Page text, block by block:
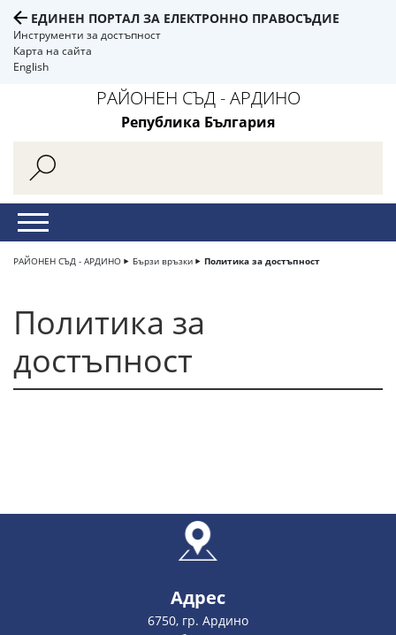
ЕДИНЕН ПОРТАЛ ЗА ЕЛЕКТРОННО ПРАВОСЪДИЕ
Инструменти за достъпност
Карта на сайта
English
РАЙОНЕН СЪД - АРДИНО
Република България
РАЙОНЕН СЪД - АРДИНО Бързи връзки Политика за достъпност
Политика за
достъпност
Адрес
6750, гр. Ардино